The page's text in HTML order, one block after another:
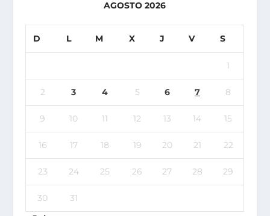
AGOSTO 2026
D L M X J V S
1
2 3 4 5 6 7 8
9 10 11 12 13 14 15
16 17 18 19 20 21 22
23 24 25 26 27 28 29
30
31